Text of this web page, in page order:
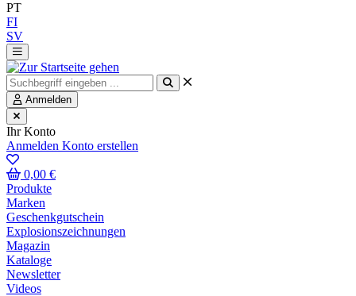
PT
FI
SV
Anmelden
Ihr Konto
Anmelden Konto erstellen
0,00 €
Produkte
Marken
Geschenkgutschein
Explosionszeichnungen
Magazin
Kataloge
Newsletter
Videos